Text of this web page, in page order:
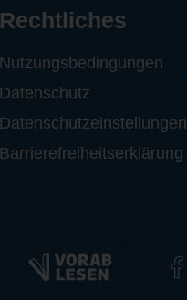
Rechtliches
Nutzungsbedingungen
Datenschutz
Datenschutzeinstellungen
Barrierefreiheitserklärung